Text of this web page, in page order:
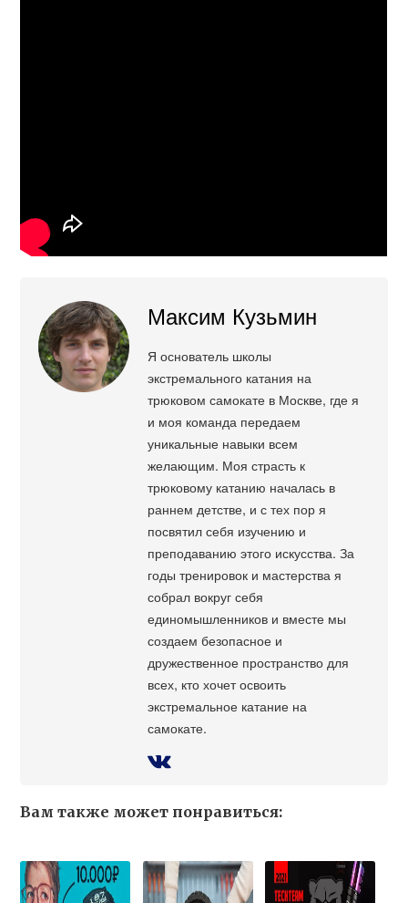
Максим Кузьмин
Я основатель школы
экстремального катания на
трюковом самокате в Москве, где я
и моя команда передаем
уникальные навыки всем
желающим. Моя страсть к
трюковому катанию началась в
раннем детстве, и с тех пор я
посвятил себя изучению и
преподаванию этого искусства. За
годы тренировок и мастерства я
собрал вокруг себя
единомышленников и вместе мы
создаем безопасное и
дружественное пространство для
всех, кто хочет освоить
экстремальное катание на
самокате.
Вам также может понравиться: